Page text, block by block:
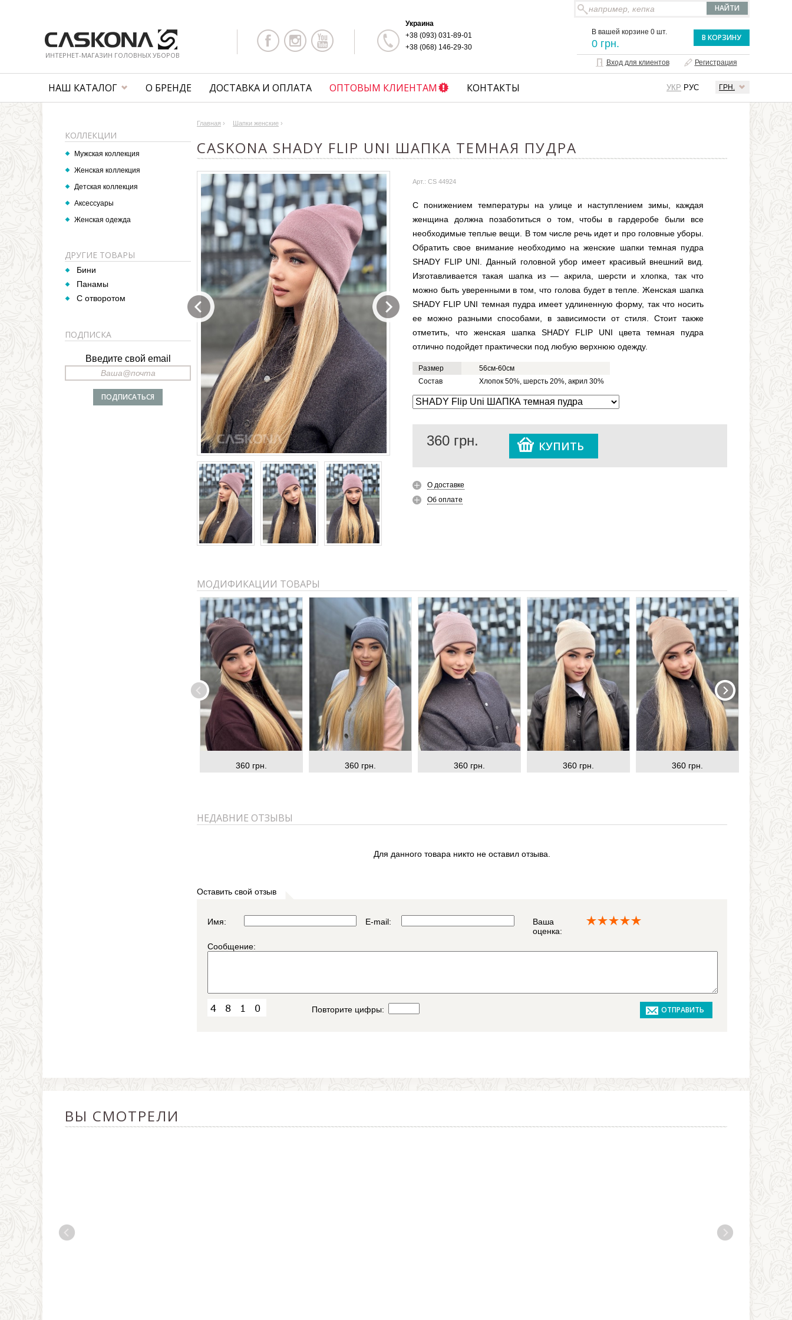
ИНТЕРНЕТ-МАГАЗИН ГОЛОВНЫХ УБОРОВ
Украина
+38 (093) 031-89-01
+38 (068) 146-29-30
В вашей корзине 0 шт.
0 грн.
В КОРЗИНУ
Вход для клиентов Регистрация
ГРН.
УКР РУС
НАШ КАТАЛОГ О БРЕНДЕ ДОСТАВКА И ОПЛАТА ОПТОВЫМ КЛИЕНТАМ КОНТАКТЫ
Главная › Шапки женские ›
CASKONA SHADY FLIP UNI ШАПКА ТЕМНАЯ ПУДРА
Арт.: CS 44924
С понижением температуры на улице и наступлением зимы, каждая
женщина должна позаботиться о том, чтобы в гардеробе были все
необходимые теплые вещи. В том числе речь идет и про головные уборы.
Обратить свое внимание необходимо на женские шапки темная пудра
SHADY FLIP UNI. Данный головной убор имеет красивый внешний вид.
Изготавливается такая шапка из — акрила, шерсти и хлопка, так что
можно быть уверенными в том, что голова будет в тепле. Женская шапка
SHADY FLIP UNI темная пудра имеет удлиненную форму, так что носить
ее можно разными способами, в зависимости от стиля. Стоит также
отметить, что женская шапка SHADY FLIP UNI цвета темная пудра
отлично подойдет практически под любую верхнюю одежду.
Размер
56см-60см
Состав
Хлопок 50%, шерсть 20%, акрил 30%
360 грн. КУПИТЬ
О доставке
Об оплате
МОДИФИКАЦИИ ТОВАРЫ
360 грн. 360 грн. 360 грн. 360 грн. 360 грн.
НЕДАВНИЕ ОТЗЫВЫ
Для данного товара никто не оставил отзыва.
Оставить свой отзыв
Имя: E-mail:
Ваша
оценка:
Сообщение:
Повторите цифры:
КОЛЛЕКЦИИ
Мужская коллекция
Женская коллекция
Детская коллекция
Аксессуары
Женская одежда
ДРУГИЕ ТОВАРЫ
Бини
Панамы
С отворотом
ПОДПИСКА
Введите свой email
ВЫ СМОТРЕЛИ